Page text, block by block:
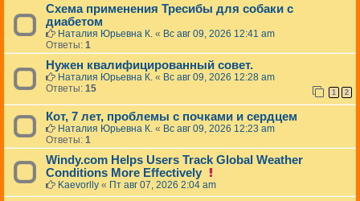
Схема применения Тресибы для собаки с
диабетом
Наталия Юрьевна К. « Вс авг 09, 2026 12:41 am
Ответы: 1
Нужен квалифицированный совет.
Наталия Юрьевна К. « Вс авг 09, 2026 12:28 am
Ответы: 15 1 2
Кот, 7 лет, проблемы с почками и сердцем
Наталия Юрьевна К. « Вс авг 09, 2026 12:23 am
Ответы: 1
Windy.com Helps Users Track Global Weather
Conditions More Effectively
д
Kaevorlly « Пт авг 07, 2026 2:04 am